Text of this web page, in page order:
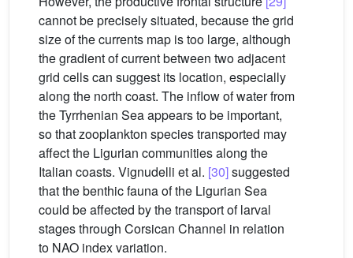
cannot be precisely situated, because the grid
size of the currents map is too large, although
the gradient of current between two adjacent
grid cells can suggest its location, especially
along the north coast. The inflow of water from
the Tyrrhenian Sea appears to be important,
so that zooplankton species transported may
affect the Ligurian communities along the
Italian coasts. Vignudelli et al. [30]suggested
that the benthic fauna of the Ligurian Sea
could be affected by the transport of larval
stages through Corsican Channel in relation
to NAO index variation.